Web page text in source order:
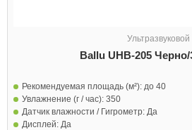
Ультразвуковой
Ballu UHB-205
Рекомендуемая площадь (м²): до 40
Увлажнение (г / час): 350
Датчик влажности / Гигрометр: Да
Дисплей: Да